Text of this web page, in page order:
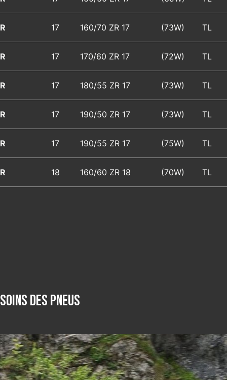
R 17 160/70 ZR 17 (73W) TL
R 17 170/60 ZR 17 (72W) TL
R 17 180/55 ZR 17 (73W) TL
R 17 190/50 ZR 17 (73W) TL
R 17 190/55 ZR 17 (75W) TL
R 18 160/60 ZR 18 (70W) TL
Soins des pneus